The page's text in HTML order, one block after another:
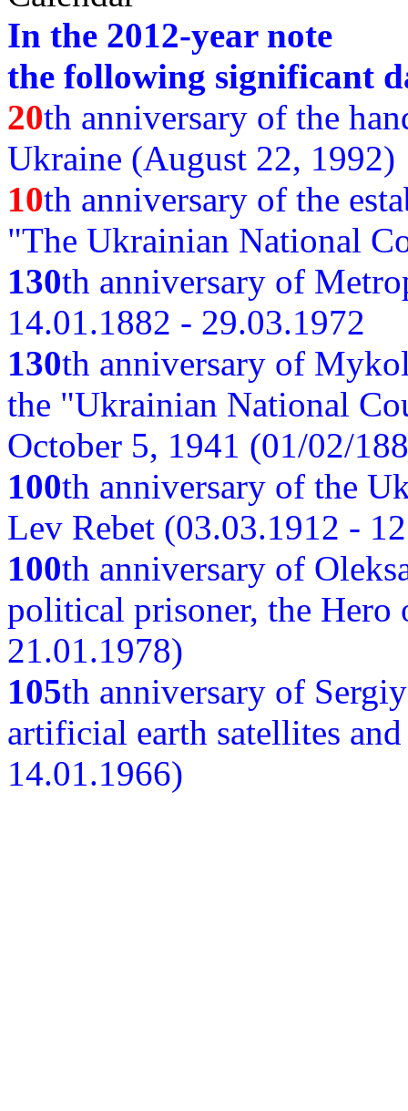
In the 2012-year note
the following significant
20th anniversary of the
Ukraine (August 22, 1992)
10th anniversary of the
"The Ukrainian National
130th anniversary of
14.01.1882 - 29.03.1972
130th anniversary of
the "Ukrainian National
October 5, 1941 (01/02/
100th anniversary of the
Lev Rebet (03.03.1912 -
100th anniversary of
political prisoner, the
21.01.1978)
105th anniversary of
artificial earth satellites
14.01.1966)